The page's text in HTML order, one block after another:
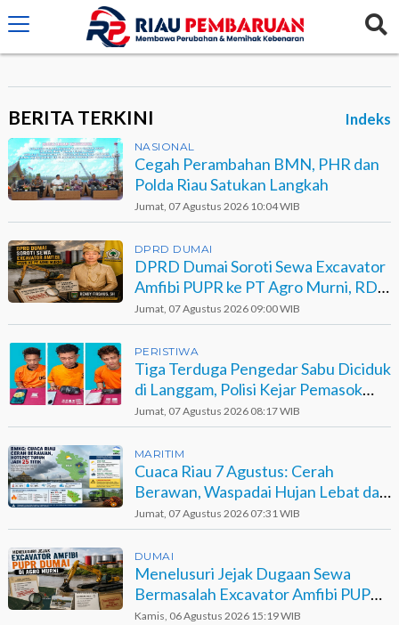
crossorigin="anonymous">
BERITA TERKINI Indeks
NASIONAL
Cegah Perambahan BMN, PHR dan
Polda Riau Satukan Langkah
Jumat, 07 Agustus 2026 10:04 WIB
DPRD DUMAI
DPRD Dumai Soroti Sewa Excavator
Amfibi PUPR ke PT Agro Murni, RDP
Jadi Opsi
Jumat, 07 Agustus 2026 09:00 WIB
PERISTIWA
Tiga Terduga Pengedar Sabu Diciduk
di Langgam, Polisi Kejar Pemasok
Berinisial GA
Jumat, 07 Agustus 2026 08:17 WIB
MARITIM
Cuaca Riau 7 Agustus: Cerah
Berawan, Waspadai Hujan Lebat dan
Petir
Jumat, 07 Agustus 2026 07:31 WIB
DUMAI
Menelusuri Jejak Dugaan Sewa
Bermasalah Excavator Amfibi PUPR
Dumai di Agro Murni
Kamis, 06 Agustus 2026 15:19 WIB